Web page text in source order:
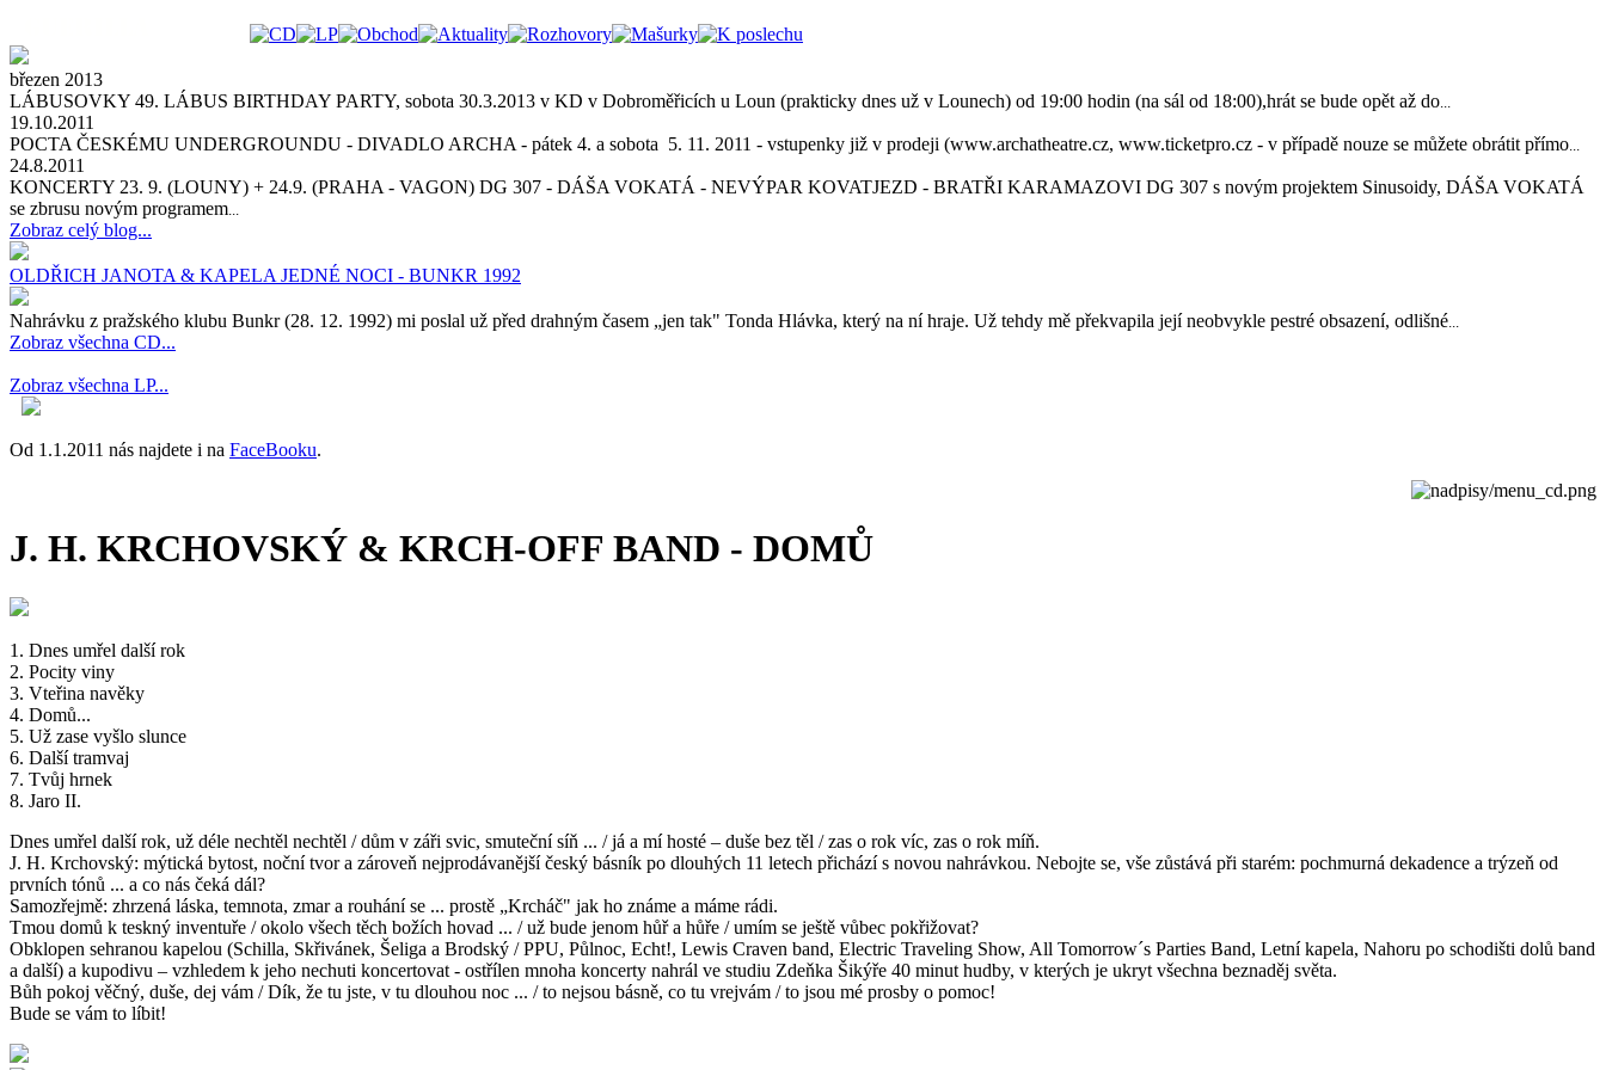
březen 2013
LÁBUSOVKY 49. LÁBUS BIRTHDAY PARTY, sobota 30.3.2013 v KD v Dobroměřicích u Loun (prakticky dnes už v Lounech) od 19:00 hodin (na sál od 18:00),hrát se bude opět až do...
19.10.2011
POCTA ČESKÉMU UNDERGROUNDU - DIVADLO ARCHA - pátek 4. a sobota 5. 11. 2011 - vstupenky již v prodeji (www.archatheatre.cz, www.ticketpro.cz - v případě nouze se můžete obrátit přímo...
24.8.2011
KONCERTY 23. 9. (LOUNY) + 24.9. (PRAHA - VAGON) DG 307 - DÁŠA VOKATÁ - NEVÝPAR KOVATJEZD - BRATŘI KARAMAZOVI DG 307 s novým projektem Sinusoidy, DÁŠA VOKATÁ
se zbrusu novým programem...
Zobraz celý blog...
OLDŘICH JANOTA & KAPELA JEDNÉ NOCI - BUNKR 1992
Nahrávku z pražského klubu Bunkr (28. 12. 1992) mi poslal už před drahným časem „jen tak" Tonda Hlávka, který na ní hraje. Už tehdy mě překvapila její neobvykle pestré obsazení, odlišné...
Zobraz všechna CD...
Zobraz všechna LP...
Od 1.1.2011 nás najdete i na FaceBooku.
J. H. KRCHOVSKÝ & KRCH-OFF BAND - DOMŮ
1. Dnes umřel další rok
2. Pocity viny
3. Vteřina navěky
4. Domů...
5. Už zase vyšlo slunce
6. Další tramvaj
7. Tvůj hrnek
8. Jaro II.
Dnes umřel další rok, už déle nechtěl nechtěl / dům v záři svic, smuteční síň ... / já a mí hosté – duše bez těl / zas o rok víc, zas o rok míň.
J. H. Krchovský: mýtická bytost, noční tvor a zároveň nejprodávanější český básník po dlouhých 11 letech přichází s novou nahrávkou. Nebojte se, vše zůstává při starém: pochmurná dekadence a trýzeň od
prvních tónů ... a co nás čeká dál?
Samozřejmě: zhrzená láska, temnota, zmar a rouhání se ... prostě „Krcháč" jak ho známe a máme rádi.
Tmou domů k teskný inventuře / okolo všech těch božích hovad ... / už bude jenom hůř a hůře / umím se ještě vůbec pokřižovat?
Obklopen sehranou kapelou (Schilla, Skřivánek, Šeliga a Brodský / PPU, Půlnoc, Echt!, Lewis Craven band, Electric Traveling Show, All Tomorrow´s Parties Band, Letní kapela, Nahoru po schodišti dolů band
a další) a kupodivu – vzhledem k jeho nechuti koncertovat - ostřílen mnoha koncerty nahrál ve studiu Zdeňka Šikýře 40 minut hudby, v kterých je ukryt všechna beznaděj světa.
Bůh pokoj věčný, duše, dej vám / Dík, že tu jste, v tu dlouhou noc ... / to nejsou básně, co tu vrejvám / to jsou mé prosby o pomoc!
Bude se vám to líbit!